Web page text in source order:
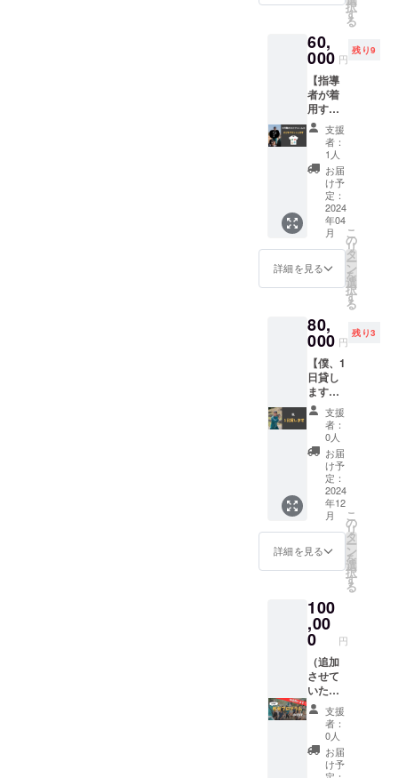
個人の
amアカ
ウント
より投
稿させ
ていた
だきま
す。ま
た、作
成した
動画
データ
もギガ
ファイ
ル便に
て差し
上げま
す！宣
好きに
お使い
くださ
い！ 備
考欄に
曲のイ
メージ
やご要
望等お
書きく
ださ
い。 ※
動画
データ
での納
品とな
りま
生しな
いよう
著作権
やその
他の法
的権利
はプロ
ジェク
トオー
ナーに
帰属し
ます。
択
す
る
60,
000 円
残り9
【指導
者が着
用する0
円塾ユ
ニ
フォー
ムにあ
なたの
ロゴを
プリン
トしま
す】
（企業
様向
け） 授
業で
SNSで
も、イ
ベント
でも着
用する
０円塾
ユニ
フォー
ムに会
社や団
体のロ
ゴマー
クをプ
リント
させて
いただ
きま
合は画
像デー
タの提
出が必
要にな
りま
す。詳
細は
メール
にてお
伝えし
ます。
支援
者：
1人
お届
け予
定：
2024
年04
月
詳細を見る
こ
の
リ
タ
ー
ン
を
選
択
す
る
80,
000 円
残り3
【僕、1
日貸し
ます】
1日どこ
に連れ
回して
いただ
いて
も、力
仕事の
お手伝
いをさ
せても
何をし
ても
らって
夫で
す！一
緒にど
んなこ
とがし
たい
か、備
考欄に
必ずご
記入く
ださ
い。
支援
者：
0人
お届
け予
定：
2024
年12
月
詳細を見る
こ
の
リ
タ
ー
ン
を
選
択
す
る
100
,00
0 円
（追加
させて
いただ
きま
す！）
【０円
塾の教
育プロ
支援
者：
0人
お届
け予